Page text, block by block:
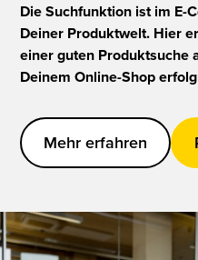
Die Suchfunktion ist im E-
Deiner Produktwelt. Hier
einer guten Produktsuche
Deinem Online-Shop
Mehr erfahren